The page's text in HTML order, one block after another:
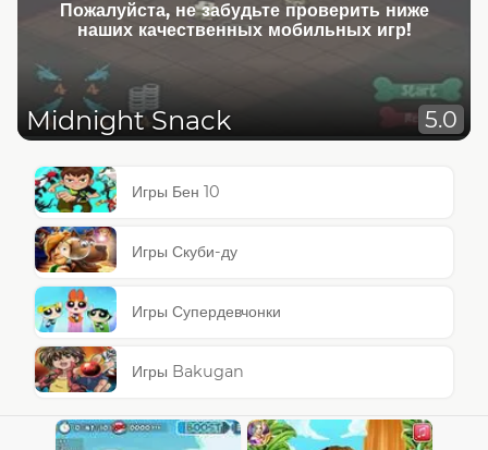
Пожалуйста, не забудьте проверить ниже
наших качественных мобильных игр!
Midnight Snack 5.0
Игры Бен 10
Игры Скуби-ду
Игры Супердевчонки
Игры Bakugan